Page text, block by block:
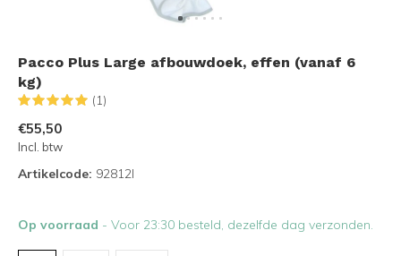
Pacco Plus Large afbouwdoek, effen (vanaf 6
kg)
(1)
€55,50
Incl. btw
Artikelcode: 92812I
Op voorraad - Voor 23:30 besteld, dezelfde dag verzonden.